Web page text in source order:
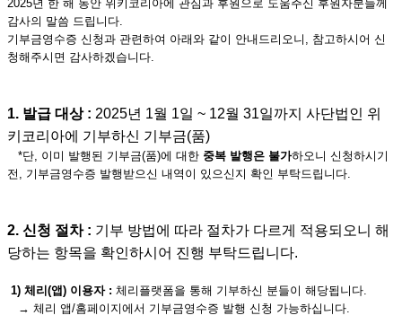
2025년 한 해 동안 위키코리아에 관심과 후원으로 도움주신 후원자분들께
감사의 말씀 드립니다.
기부금영수증 신청과 관련하여 아래와 같이 안내드리오니, 참고하시어 신
청해주시면 감사하겠습니다.
1. 발급 대상 : 2025년 1월 1일 ~ 12월 31일까지 사단법인 위
키코리아에 기부하신 기부금(품)
*단, 이미 발행된 기부금(품)에 대한 중복 발행은 불가하오니 신청하시기
전, 기부금영수증 발행받으신 내역이 있으신지 확인 부탁드립니다.
2. 신청 절차 : 기부 방법에 따라 절차가 다르게 적용되오니 해
당하는 항목을 확인하시어 진행 부탁드립니다.
1) 체리(앱) 이용자 : 체리플랫폼을 통해 기부하신 분들이 해당됩니다.
→ 체리 앱/홈페이지에서 기부금영수증 발행 신청 가능하십니다.